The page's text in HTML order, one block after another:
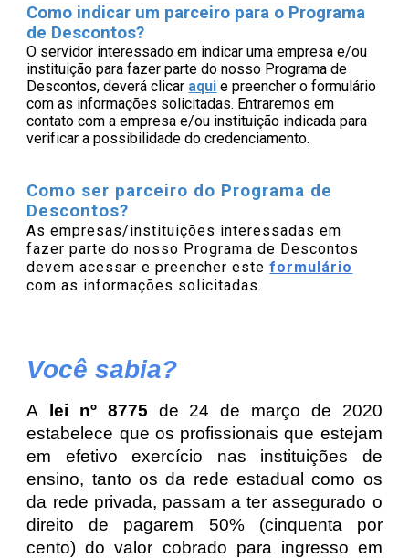
Como indicar um parceiro para o Programa
de Descontos?
O servidor interessado em indicar uma empresa e/ou
instituição para fazer parte do nosso Programa de
Descontos, deverá clicar aqui e preencher o formulário
com as informações solicitadas. Entraremos em
contato com a empresa e/ou instituição indicada para
verificar a possibilidade do credenciamento.
Como ser parceiro do Programa de
Descontos?
As empresas/instituições interessadas em
fazer parte do nosso Programa de Descontos
devem acessar e preencher esteformulário
com as informações solicitadas.
Você sabia?
A lei nº 8775 de 24 de março de 2020
estabelece que os profissionais que estejam
em efetivo exercício nas instituições de
ensino, tanto os da rede estadual como os
da rede privada, passam a ter assegurado o
direito de pagarem 50% (cinquenta por
cento) do valor cobrado para ingresso em